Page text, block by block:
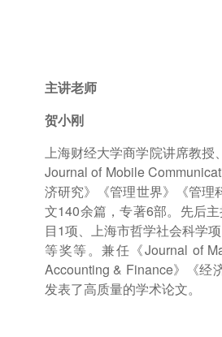
主讲老师
贺小刚
上海财经大学商学院讲席教授
Journal of Mobile
济研究》《管理世界》《管理
文140余篇，专著6部。先后
目1项、上海市哲学社会科学
等奖等。兼任《Journal of
Accounting & Finance》《经
发表了高质量的学术论文。